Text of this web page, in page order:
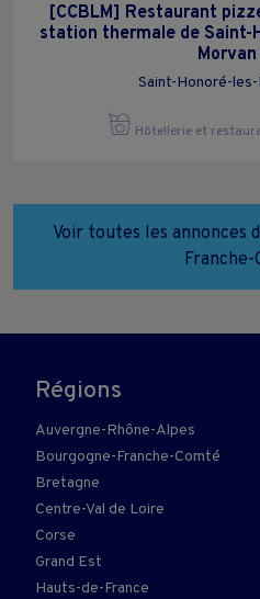
[CCBLM] Restaurant
station thermale de Saint-
Saint-Honoré-
Hôtellerie et
Voir toutes les annonces
Régions
Auvergne-Rhône-Alpes
Bourgogne-Franche-Comté
Bretagne
Centre-Val de Loire
Corse
Grand Est
Hauts-de-France